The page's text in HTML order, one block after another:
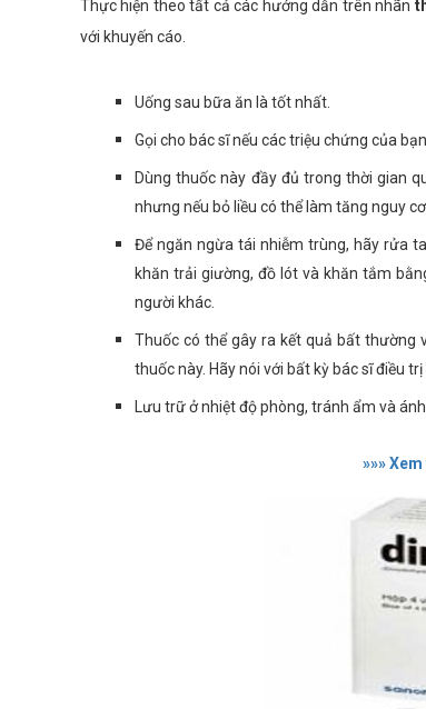
Thực hiện theo tất cả các hướng dẫn trên nhãn
với khuyến cáo.
Uống sau bữa ăn là tốt nhất.
Gọi cho bác sĩ nếu các triệu chứng của
Dùng thuốc này đầy đủ trong thời gian
nhưng nếu bỏ liều có thể làm tăng nguy
Để ngăn ngừa tái nhiễm trùng, hãy rửa
khăn trải giường, đồ lót và khăn tắm
người khác.
Thuốc có thể gây ra kết quả bất thường
thuốc này. Hãy nói với bất kỳ bác sĩ điều
Lưu trữ ở nhiệt độ phòng, tránh ẩm và
»»»